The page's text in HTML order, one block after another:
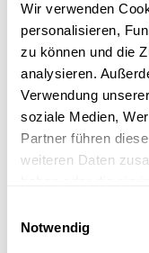
Wir verwenden
personalisieren,
zu können und die
analysieren.
Verwendung
soziale Medien,
Partner führen
weiteren Daten
Notwendig
Ehrengäste
Präsident des
Steffen Jäger,
amtierende und
Bürgermeister aus
Die Gemeinde
Gemeinde Mauer
der gesamten